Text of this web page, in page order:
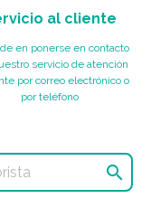
al cliente
en ponerse en contacto
servicio de atención
por correo electrónico o
por teléfono
